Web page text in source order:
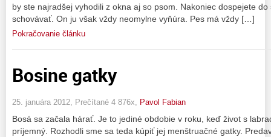
by ste najradšej vyhodili z okna aj so psom. Nakoniec dospejete
schovávať. On ju však vždy neomylne vyňúra. Pes má vždy […]
Pokračovanie článku
Bosine gatky
25. januára 2012, Prečítané 4 876x, Pavol Fabian
Bosá sa začala hárať. Je to jediné obdobie v roku, keď život s
príjemný. Rozhodli sme sa teda kúpiť jej menštruačné gatky.